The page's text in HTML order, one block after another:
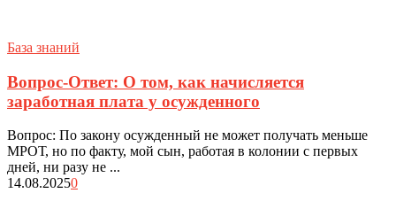
База знаний
Вопрос-Ответ: О том, как начисляется
заработная плата у осужденного
Вопрос: По закону осужденный не может получать меньше
МРОТ, но по факту, мой сын, работая в колонии с первых
дней, ни разу не ...
14.08.20250